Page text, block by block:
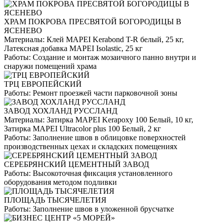
ХРАМ ПОКРОВА ПРЕСВЯТОЙ БОГОРОДИЦЫ В
ЯСЕНЕВО
Материалы: Клей MAPEI Kerabond T-R белый, 25 кг,
Латексная добавка MAPEI Isolastic, 25 кг
Работы: Создание и монтаж мозаичного панно внутри и
снаружи помещений храма
ТРЦ ЕВРОПЕЙСКИЙ
Работы: Ремонт проезжей части парковочной зоны
ЗАВОД ХОХЛАНД РУССЛАНД
Материалы: Затирка MAPEI Kerapoxy 100 Белый, 10 кг,
Затирка MAPEI Ultracolor plus 100 Белый, 2 кг
Работы: Заполнение швов в облицовке поверхностей
производственных цехах и складских помещениях
СЕРЕБРЯНСКИЙ ЦЕМЕНТНЫЙ ЗАВОД
Работы: Высокоточная фиксация установленного
оборудования методом подливки
ПЛОЩАДЬ ТЫСЯЧЕЛЕТИЯ
Работы: Заполнение швов в уложенной брусчатке